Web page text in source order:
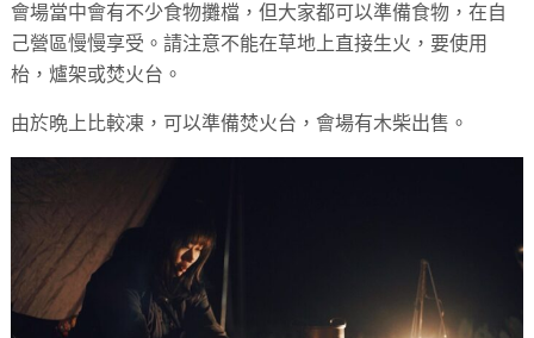
會場當中會有不少食物攤檔，但大家都可以準備食物，在自
己營區慢慢享受。請注意不能在草地上直接生火，要使用
枱，爐架或焚火台。
由於晩上比較凍，可以準備焚火台，會場有木柴出售。